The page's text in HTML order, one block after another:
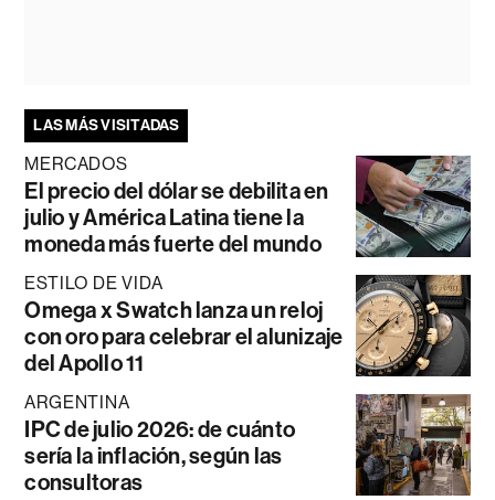
LAS MÁS VISITADAS
MERCADOS
El precio del dólar se debilita en
julio y América Latina tiene la
moneda más fuerte del mundo
ESTILO DE VIDA
Omega x Swatch lanza un reloj
con oro para celebrar el alunizaje
del Apollo 11
ARGENTINA
IPC de julio 2026: de cuánto
sería la inflación, según las
consultoras